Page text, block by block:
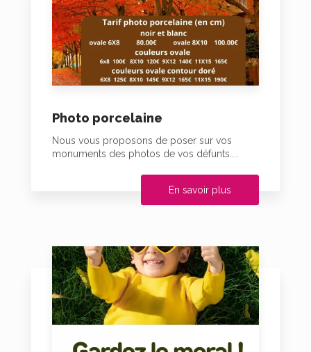
Photo porcelaine
Nous vous proposons de poser sur vos
monuments des photos de vos défunts....
En savoir plus